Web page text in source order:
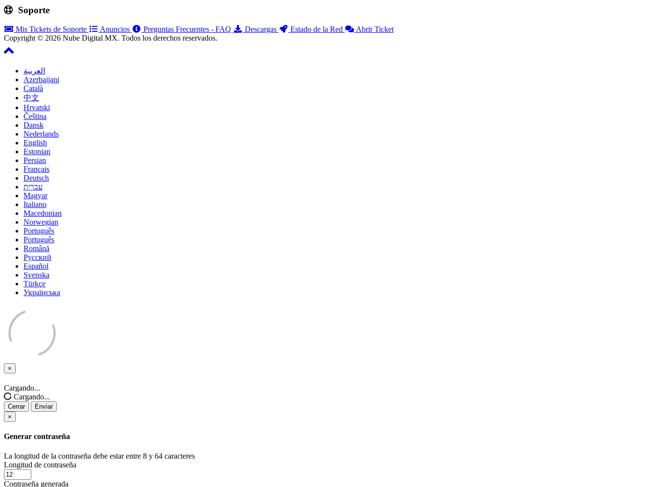
Soporte
Mis Tickets de Soporte Anuncios Preguntas Frecuentes - FAQ Descargas Estado de la Red
Abrir Ticket
Copyright © 2026 Nube Digital MX. Todos los derechos reservados.
العربية
Azerbaijani
Català
中文
Hrvatski
Čeština
Dansk
Nederlands
English
Estonian
Persian
Français
Deutsch
עברית
Magyar
Italiano
Macedonian
Norwegian
Português
Português
Română
Русский
Español
Svenska
Türkçe
Українська
×
Cerrar
Cargando...
Cargando...
Cerrar
Enviar
×
Generar contraseña
La longitud de la contraseña debe estar entre 8 y 64 caracteres
Longitud de contraseña
Contraseña generada